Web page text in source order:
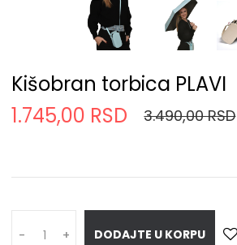
Kišobran torbica PLAVI
1.745,00 RSD
3.490,00 RSD
- + DODAJTE U KORPU